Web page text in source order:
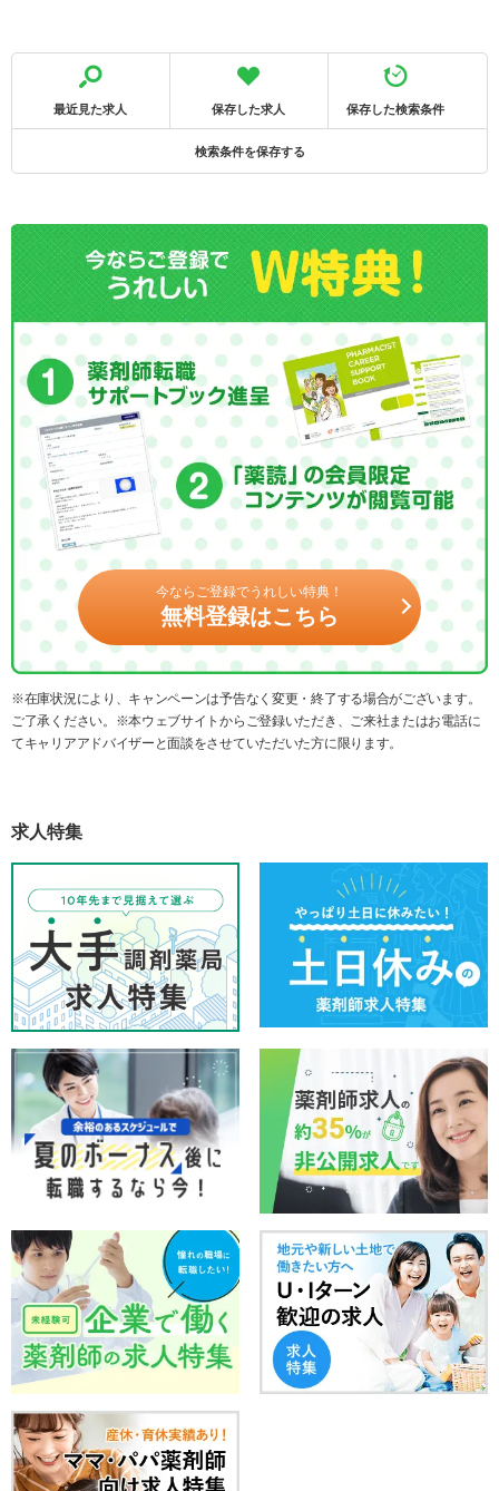
最近見た求人 保存した求人 保存した検索条件
検索条件を保存する
今ならご登録でうれしい特典！
無料登録はこちら
※在庫状況により、キャンペーンは予告なく変更・終了する場合がございます。
ご了承ください。※本ウェブサイトからご登録いただき、ご来社またはお電話に
てキャリアアドバイザーと面談をさせていただいた方に限ります。
求人特集